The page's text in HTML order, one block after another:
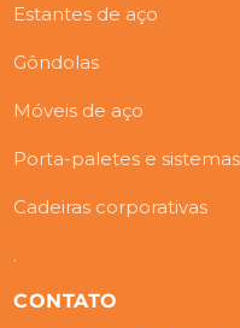
Estantes de aço
Gôndolas
Móveis de aço
Porta-paletes e
Cadeiras corporativas
.
CONTATO